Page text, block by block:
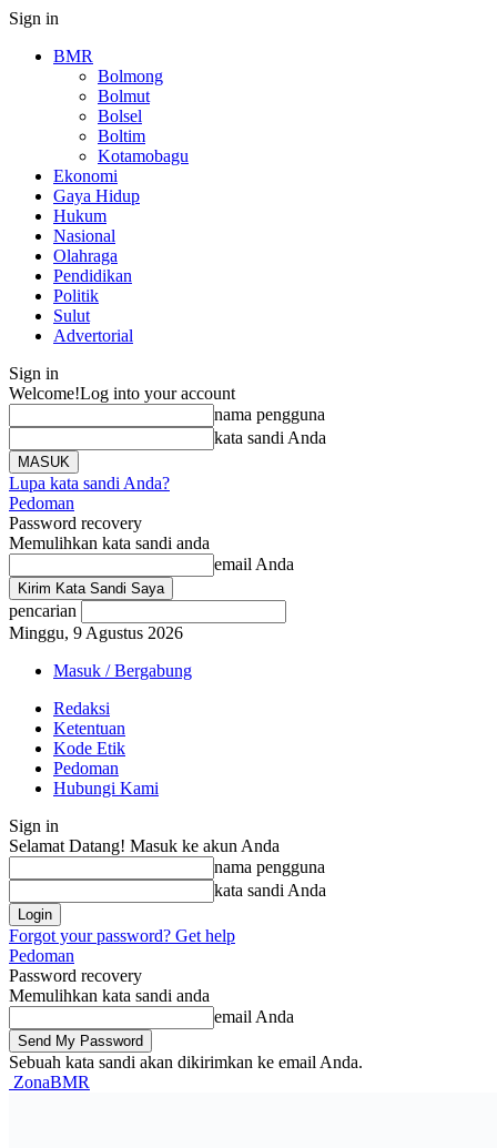
Sign in
BMR
Bolmong
Bolmut
Bolsel
Boltim
Kotamobagu
Ekonomi
Gaya Hidup
Hukum
Nasional
Olahraga
Pendidikan
Politik
Sulut
Advertorial
Sign in
Welcome!Log into your account
nama pengguna
kata sandi Anda
Lupa kata sandi Anda?
Pedoman
Password recovery
Memulihkan kata sandi anda
email Anda
pencarian
Minggu, 9 Agustus 2026
Masuk / Bergabung
Redaksi
Ketentuan
Kode Etik
Pedoman
Hubungi Kami
Sign in
Selamat Datang! Masuk ke akun Anda
nama pengguna
kata sandi Anda
Forgot your password? Get help
Pedoman
Password recovery
Memulihkan kata sandi anda
email Anda
Sebuah kata sandi akan dikirimkan ke email Anda.
ZonaBMR